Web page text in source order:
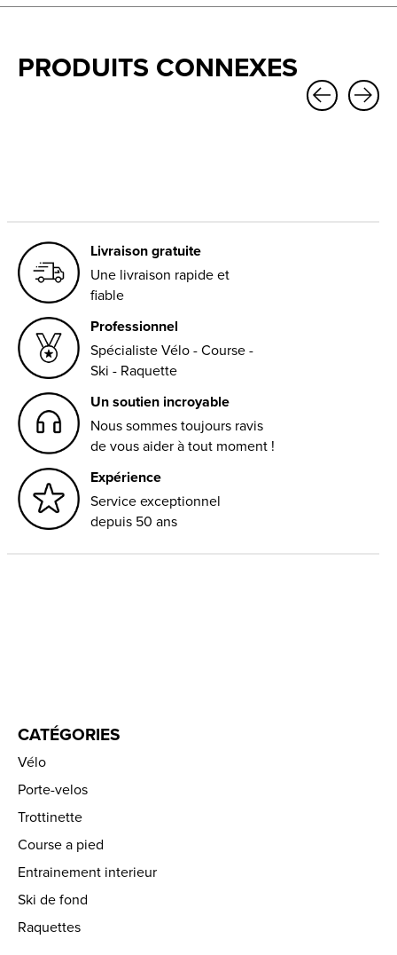
PRODUITS CONNEXES
Livraison gratuite
Une livraison rapide et
fiable
Professionnel
Spécialiste Vélo - Course -
Ski - Raquette
Un soutien incroyable
Nous sommes toujours ravis
de vous aider à tout moment !
Expérience
Service exceptionnel
depuis 50 ans
CATÉGORIES
Vélo
Porte-velos
Trottinette
Course a pied
Entrainement interieur
Ski de fond
Raquettes